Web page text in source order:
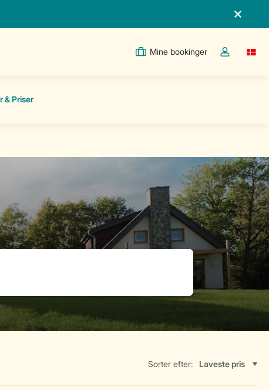
Mine bookinger
Toggle the
Sorter efter: